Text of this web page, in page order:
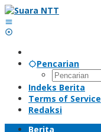
Lewati
ke
konten
Pencarian
Indeks Berita
Terms of Service
Redaksi
Berita